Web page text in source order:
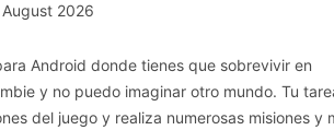
2026
Android donde tienes que sobrevivir en
y no puedo imaginar otro mundo. Tu
del juego y realiza numerosas misiones y